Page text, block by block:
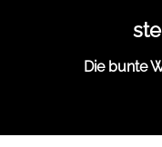
Die bunte